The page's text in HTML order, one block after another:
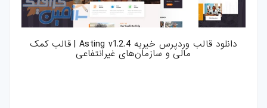
دانلود قالب وردپرس خیریه Asting v1.2.4 | قالب کمک
مالی و سازمان‌های غیرانتفاعی